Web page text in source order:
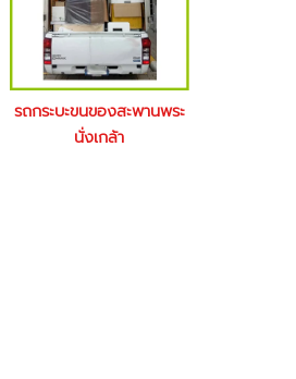
รถกระบะขนของสะพานพระ
นั่งเกล้า